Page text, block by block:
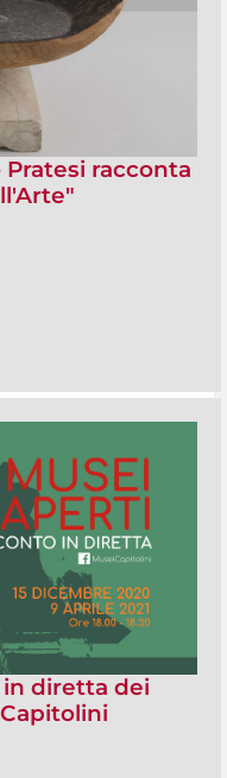
racconta
diretta dei